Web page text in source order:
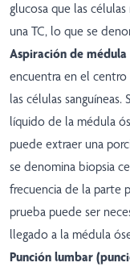
glucosa que las
una TC, lo que se
Aspiración de
encuentra en el centro
las células
líquido de la médula
puede extraer una
se denomina biopsia
frecuencia de la parte
prueba puede ser
llegado a la médula
Punción lumbar